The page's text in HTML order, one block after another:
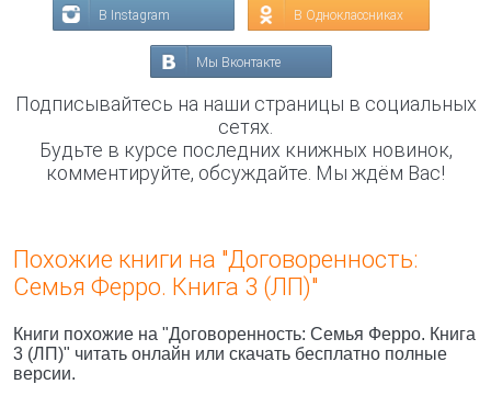
В Instagram В Одноклассниках
Мы Вконтакте
Подписывайтесь на наши страницы в социальных
сетях.
Будьте в курсе последних книжных новинок,
комментируйте, обсуждайте. Мы ждём Вас!
Похожие книги на "Договоренность:
Семья Ферро. Книга 3 (ЛП)"
Книги похожие на "Договоренность: Семья Ферро. Книга
3 (ЛП)" читать онлайн или скачать бесплатно полные
версии.